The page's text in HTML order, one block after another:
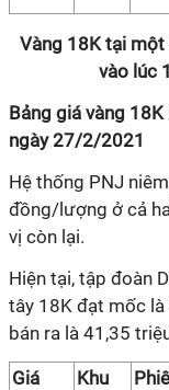
Vàng 18K tại
vào lúc
Bảng giá vàng
ngày 27/2/2021
Hệ thống PNJ
đồng/lượng ở cả
vị còn lại.
Hiện tại, tập đoàn
tây 18K đạt mốc
bán ra là 41,35
Giá
Khu